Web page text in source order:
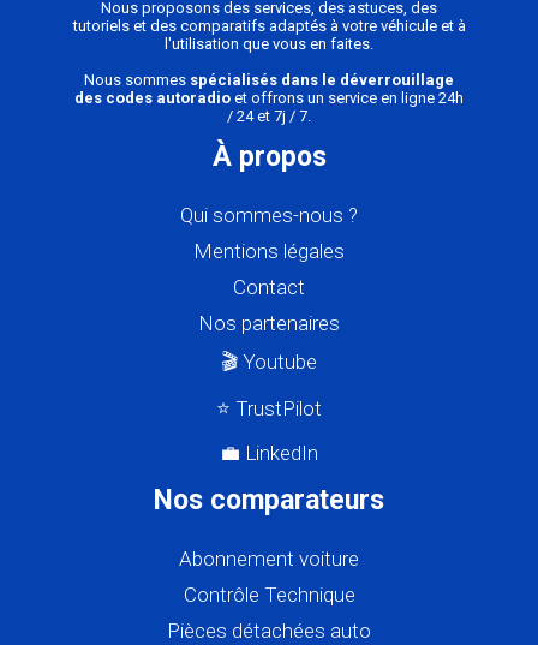
Nous proposons des services, des astuces, des
tutoriels et des comparatifs adaptés à votre véhicule et à
l'utilisation que vous en faites.
Nous sommes spécialisés dans le déverrouillage
des codes autoradio et offrons un service en ligne 24h
/ 24 et 7j / 7.
À propos
Qui sommes-nous ?
Mentions légales
Contact
Nos partenaires
🎬 Youtube
⭐ TrustPilot
💼 LinkedIn
Nos comparateurs
Abonnement voiture
Contrôle Technique
Pièces détachées auto